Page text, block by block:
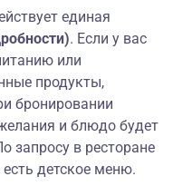
единая
. Если у вас
или
продукты,
бронировании
и блюдо будет
запросу в ресторане
детское меню.